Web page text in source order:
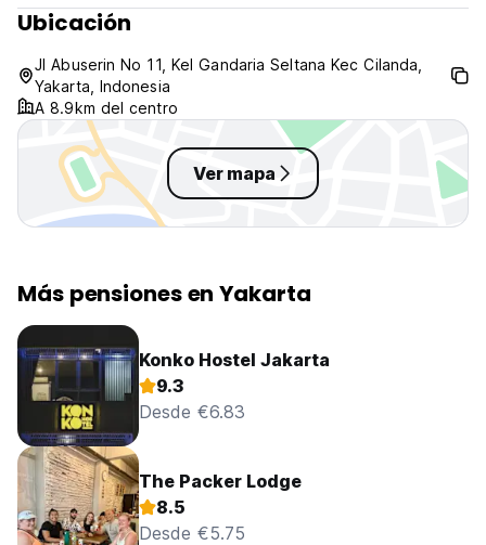
Ubicación
Jl Abuserin No 11, Kel Gandaria Seltana Kec Cilanda,
Yakarta, Indonesia
A 8.9km del centro
Ver mapa
Más pensiones en Yakarta
Konko Hostel Jakarta
9.3
Desde €6.83
The Packer Lodge
8.5
Desde €5.75